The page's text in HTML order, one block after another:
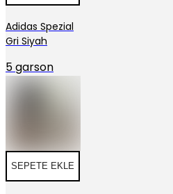
Adidas Spezial
Gri Siyah
5 garson
SEPETE EKLE